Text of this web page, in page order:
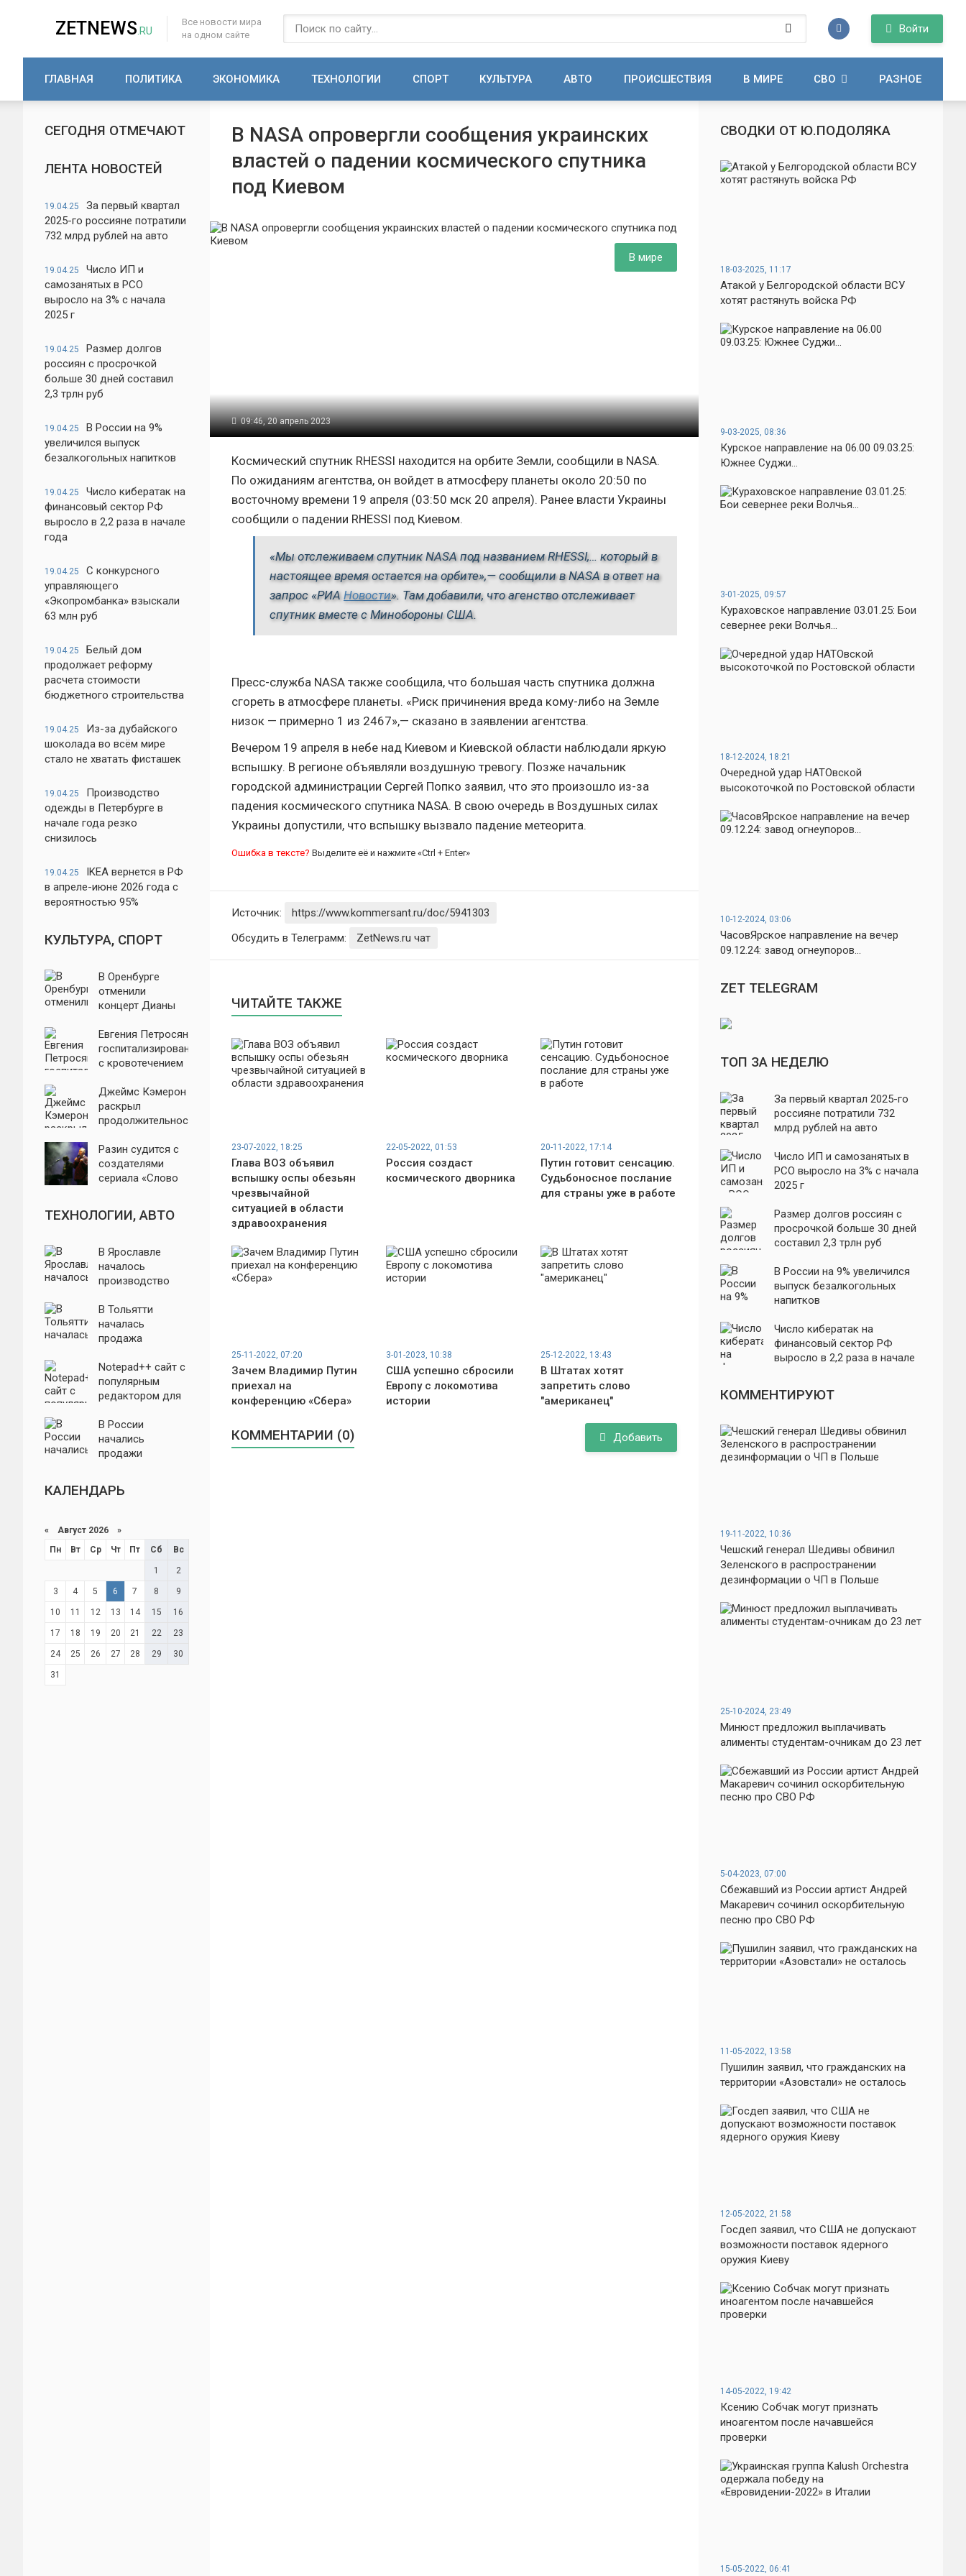
ZETNEWS.RU
Все новости мира
на одном сайте
Войти
ГЛАВНАЯ ПОЛИТИКА ЭКОНОМИКА ТЕХНОЛОГИИ СПОРТ КУЛЬТУРА АВТО ПРОИСШЕСТВИЯ В МИРЕ СВО РАЗНОЕ
СЕГОДНЯ ОТМЕЧАЮТ
ЛЕНТА НОВОСТЕЙ
19.04.25
За первый квартал
2025-го россияне потратили
732 млрд рублей на авто
19.04.25
Число ИП и
самозанятых в РСО
выросло на 3% с начала
2025 г
19.04.25
Размер долгов
россиян с просрочкой
больше 30 дней составил
2,3 трлн руб
19.04.25
В России на 9%
увеличился выпуск
безалкогольных напитков
19.04.25
Число кибератак на
финансовый сектор РФ
выросло в 2,2 раза в начале
года
19.04.25
С конкурсного
управляющего
«Экопромбанка» взыскали
63 млн руб
19.04.25
Белый дом
продолжает реформу
расчета стоимости
бюджетного строительства
19.04.25
Из-за дубайского
шоколада во всём мире
стало не хватать фисташек
19.04.25
Производство
одежды в Петербурге в
начале года резко
снизилось
19.04.25
IKEA вернется в РФ
в апреле-июне 2026 года с
вероятностью 95%
КУЛЬТУРА, СПОРТ
В Оренбурге
отменили
концерт Дианы
жалоб
Евгения Петросян
госпитализирован
с кровотечением
Джеймс Кэмерон
раскрыл
продолжительность
3»
Разин судится с
создателями
сериала «Слово
ТЕХНОЛОГИИ, АВТО
В Ярославле
началось
производство
отечественного
трактора
В Тольятти
началась
продажа
Niva за 30 млн
рублей
Notepad++ сайт с
популярным
редактором для
заблокирован
В России
начались
продажи
гарантией.
КАЛЕНДАРЬ
« Август 2026 »
Пн
Вт Ср Чт Пт Сб Вс
1 2
3 4 5 6 7 8 9
10 11 12 13 14 15 16
17 18 19 20 21 22 23
24 25 26 27 28 29 30
31
В NASA опровергли сообщения украинских
властей о падении космического спутника
под Киевом
В мире
09:46, 20 апрель 2023
Космический спутник RHESSI находится на орбите Земли, сообщили в NASA.
По ожиданиям агентства, он войдет в атмосферу планеты около 20:50 по
восточному времени 19 апреля (03:50 мск 20 апреля). Ранее власти Украины
сообщили о падении RHESSI под Киевом.
«Мы отслеживаем спутник NASA под названием RHESSI,… который в
настоящее время остается на орбите»,— сообщили в NASA в ответ на
запрос «РИАНовости». Там добавили, что агенство отслеживает
спутник вместе с Минобороны США.
Пресс-служба NASA также сообщила, что большая часть спутника должна
сгореть в атмосфере планеты. «Риск причинения вреда кому-либо на Земле
низок — примерно 1 из 2467»,— сказано в заявлении агентства.
Вечером 19 апреля в небе над Киевом и Киевской области наблюдали яркую
вспышку. В регионе объявляли воздушную тревогу. Позже начальник
городской администрации Сергей Попко заявил, что это произошло из-за
падения космического спутника NASA. В свою очередь в Воздушных силах
Украины допустили, что вспышку вызвало падение метеорита.
Ошибка в тексте? Выделите её и нажмите «Ctrl + Enter»
Источник:
https://www.kommersant.ru/doc/5941303
Обсудить в Телеграмм:
ZetNews.ru чат
ЧИТАЙТЕ ТАКЖЕ
23-07-2022, 18:25
Глава ВОЗ объявил
вспышку оспы обезьян
чрезвычайной
ситуацией в области
здравоохранения
22-05-2022, 01:53
Россия создаст
космического дворника
20-11-2022, 17:14
Путин готовит сенсацию.
Судьбоносное послание
для страны уже в работе
25-11-2022, 07:20
Зачем Владимир Путин
приехал на
конференцию «Сбера»
3-01-2023, 10:38
США успешно сбросили
Европу с локомотива
истории
25-12-2022, 13:43
В Штатах хотят
запретить слово
"американец"
КОММЕНТАРИИ (0) Добавить
СВОДКИ ОТ Ю.ПОДОЛЯКА
18-03-2025, 11:17
Атакой у Белгородской области ВСУ
хотят растянуть войска РФ
9-03-2025, 08:36
Курское направление на 06.00 09.03.25:
Южнее Суджи...
3-01-2025, 09:57
Кураховское направление 03.01.25: Бои
севернее реки Волчья...
18-12-2024, 18:21
Очередной удар НАТОвской
высокоточкой по Ростовской области
10-12-2024, 03:06
ЧасовЯрское направление на вечер
09.12.24: завод огнеупоров...
ZET TELEGRAM
ТОП ЗА НЕДЕЛЮ
За первый квартал 2025-го
россияне потратили 732
млрд рублей на авто
Число ИП и самозанятых в
РСО выросло на 3% с начала
2025 г
Размер долгов россиян с
просрочкой больше 30 дней
составил 2,3 трлн руб
В России на 9% увеличился
выпуск безалкогольных
напитков
Число кибератак на
финансовый сектор РФ
выросло в 2,2 раза в начале
КОММЕНТИРУЮТ
19-11-2022, 10:36
Чешский генерал Шедивы обвинил
Зеленского в распространении
дезинформации о ЧП в Польше
25-10-2024, 23:49
Минюст предложил выплачивать
алименты студентам-очникам до 23 лет
5-04-2023, 07:00
Сбежавший из России артист Андрей
Макаревич сочинил оскорбительную
песню про СВО РФ
11-05-2022, 13:58
Пушилин заявил, что гражданских на
территории «Азовстали» не осталось
12-05-2022, 21:58
Госдеп заявил, что США не допускают
возможности поставок ядерного
оружия Киеву
14-05-2022, 19:42
Ксению Собчак могут признать
иноагентом после начавшейся
проверки
15-05-2022, 06:41